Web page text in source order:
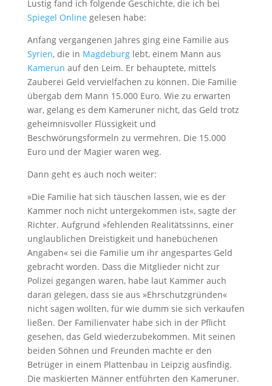
Lustig fand ich folgende Geschichte, die ich bei
Spiegel Online gelesen habe:
Anfang vergangenen Jahres ging eine Familie aus
Syrien, die in Magdeburglebt, einem Mann aus
Kamerun auf den Leim. Er behauptete, mittels
Zauberei Geld vervielfachen zu können. Die Familie
übergab dem Mann 15.000 Euro. Wie zu erwarten
war, gelang es dem Kameruner nicht, das Geld trotz
geheimnisvoller Flüssigkeit und
Beschwörungsformeln zu vermehren. Die 15.000
Euro und der Magier waren weg.
Dann geht es auch noch weiter:
»Die Familie hat sich täuschen lassen, wie es der
Kammer noch nicht untergekommen ist«, sagte der
Richter. Aufgrund »fehlenden Realitätssinns, einer
unglaublichen Dreistigkeit und hanebüchenen
Angaben« sei die Familie um ihr angespartes Geld
gebracht worden. Dass die Mitglieder nicht zur
Polizei gegangen waren, habe laut Kammer auch
daran gelegen, dass sie aus »Ehrschutzgründen«
nicht sagen wollten, für wie dumm sie sich verkaufen
ließen. Der Familienvater habe sich in der Pflicht
gesehen, das Geld wiederzubekommen. Mit seinen
beiden Söhnen und Freunden machte er den
Betrüger in einem Plattenbau in Leipzig ausfindig.
Die maskierten Männer entführten den Kameruner.